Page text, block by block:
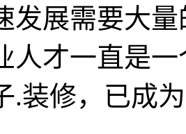
发展需要大
人才一直是
.装修，已成